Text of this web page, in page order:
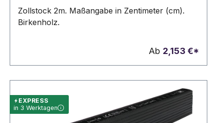
Zollstock 2m. Maßangabe in Zentimeter (cm).
Birkenholz.
Ab 2,153 €*
EXPRESS
in 3 Werktagen